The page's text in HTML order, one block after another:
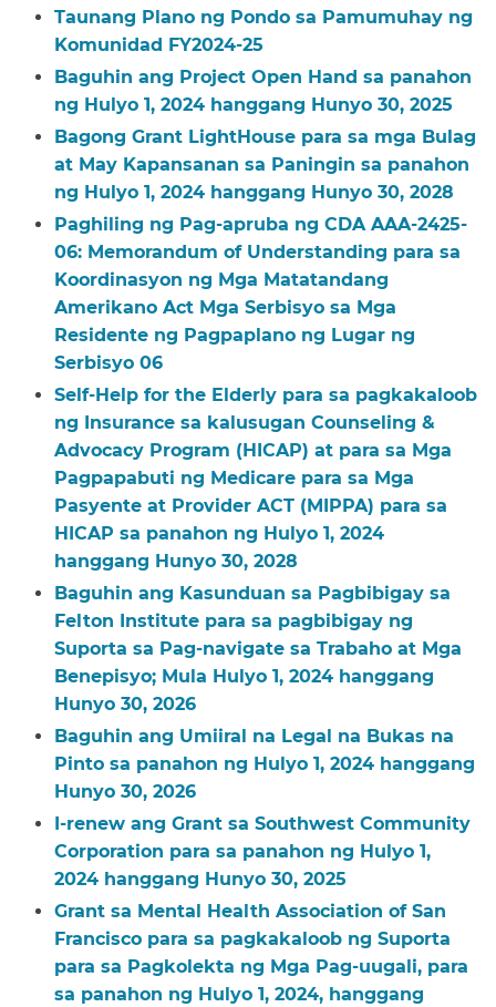
Taunang Plano ng Pondo sa Pamumuhay ng
Komunidad FY2024-25​​
Baguhin ang Project Open Hand sa panahon
ng Hulyo 1, 2024 hanggang Hunyo 30, 2025​​
Bagong Grant LightHouse para sa mga Bulag
at May Kapansanan sa Paningin sa panahon
ng Hulyo 1, 2024 hanggang Hunyo 30, 2028​​
Paghiling ng Pag-apruba ng CDA AAA-2425-
06: Memorandum of Understanding para sa
Koordinasyon ng Mga Matatandang
Amerikano Act Mga Serbisyo sa Mga
Residente ng Pagpaplano ng Lugar ng
Serbisyo 06​​
Self-Help for the Elderly para sa pagkakaloob
ng Insurance sa kalusugan Counseling &
Advocacy Program (HICAP) at para sa Mga
Pagpapabuti ng Medicare para sa Mga
Pasyente at Provider ACT (MIPPA) para sa
HICAP sa panahon ng Hulyo 1, 2024
hanggang Hunyo 30, 2028​​
Baguhin ang Kasunduan sa Pagbibigay sa
Felton Institute para sa pagbibigay ng
Suporta sa Pag-navigate sa Trabaho at Mga
Benepisyo; Mula Hulyo 1, 2024 hanggang
Hunyo 30, 2026​​
Baguhin ang Umiiral na Legal na Bukas na
Pinto sa panahon ng Hulyo 1, 2024 hanggang
Hunyo 30, 2026​​
I-renew ang Grant sa Southwest Community
Corporation para sa panahon ng Hulyo 1,
2024 hanggang Hunyo 30, 2025​​
Grant sa Mental Health Association of San
Francisco para sa pagkakaloob ng Suporta
para sa Pagkolekta ng Mga Pag-uugali, para
sa panahon ng Hulyo 1, 2024, hanggang